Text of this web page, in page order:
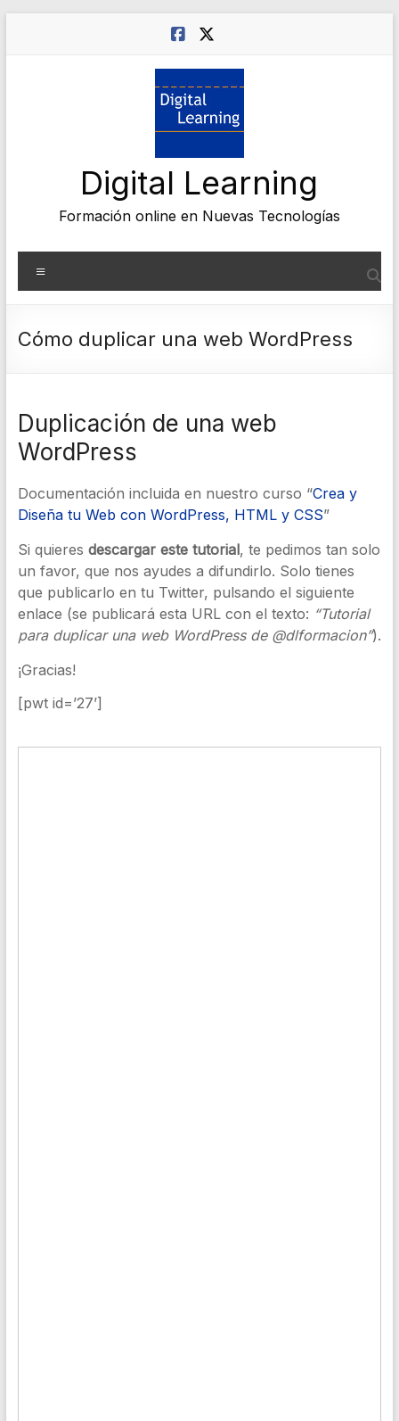
Digital Learning
Formación online en Nuevas Tecnologías
Cómo duplicar una web WordPress
Duplicación de una web
WordPress
Documentación incluida en nuestro curso “Crea y
Diseña tu Web con WordPress, HTML y CSS”
Si quieres descargar este tutorial, te pedimos tan solo
un favor, que nos ayudes a difundirlo. Solo tienes
que publicarlo en tu Twitter, pulsando el siguiente
enlace (se publicará esta URL con el texto: “Tutorial
para duplicar una web WordPress de @dlformacion”).
¡Gracias!
[pwt id=’27’]